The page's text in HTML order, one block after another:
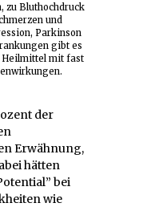
zu Bluthochdruck
und
Parkinson
gibt es
mit fast
der
Erwähnung,
hätten
bei
wie